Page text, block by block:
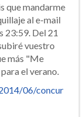
que mandarme
al e-mail
23:59. Del 21
vuestro
más "Me
el verano.
06/concur